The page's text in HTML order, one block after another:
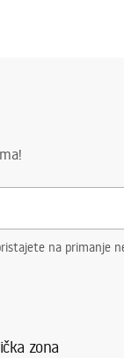
na primanje
zona